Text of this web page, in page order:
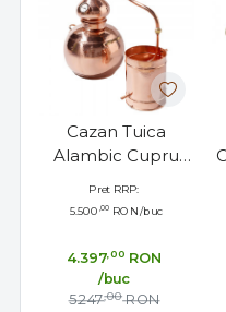
Cazan Tuica
Alambic Cupru
Termometru
Pret RRP:
5.500 ,00 RON /buc
4.397,00 RON
/buc
5.247,00 RON